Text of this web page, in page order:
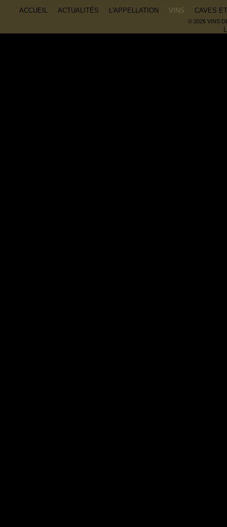
ACCUEIL ACTUALITÉS L'APPELLATION VINS CAVES
© 2026 VINS